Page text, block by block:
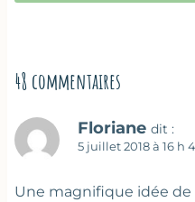
48 commentaires
Floriane dit :
5 juillet 2018 à 16 h
Une magnifique idée de